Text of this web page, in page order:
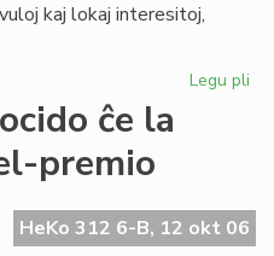
kaj lokaj interesitoj,
Legu pli
en
ĉe la
premio
HeKo 312 6-B, 12 okt 06